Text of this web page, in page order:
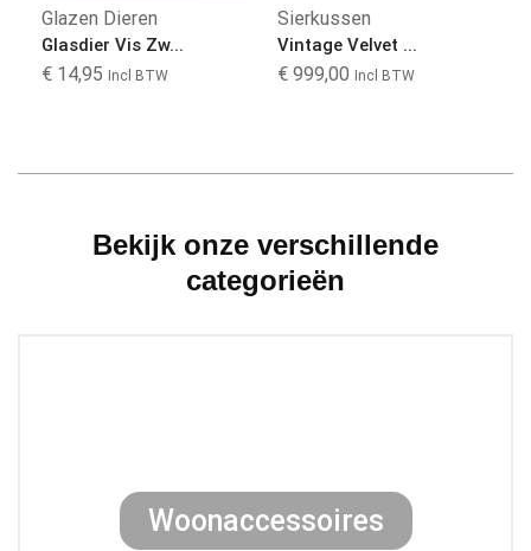
Glazen Dieren
Glasdier Vis Zw...
€ 14,95 Incl BTW
Sierkussen
Vintage Velvet ...
€ 999,00 Incl BTW
Bekijk onze verschillende
categorieën
Woonaccessoires